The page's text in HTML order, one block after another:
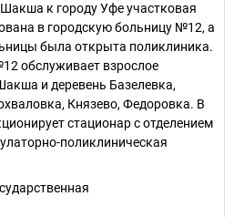
к городу Уфе участковая
в городскую больницу №12, а
была открыта поликлиника.
обслуживает взрослое
и деревень Базелевка,
Князево, Федоровка. В
стационар с отделением
поликлиническая